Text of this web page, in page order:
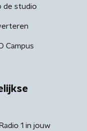
de studio
Campus
1 in jouw